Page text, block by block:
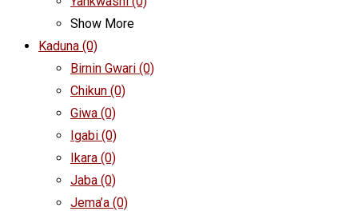
Show More
Kaduna (0)
Birnin Gwari (0)
Chikun (0)
Giwa (0)
Igabi (0)
Ikara (0)
Jaba (0)
Jema’a (0)